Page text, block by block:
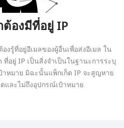
ต้องมีที่อยู่ IP
องรู้ที่อยู่อีเมลของผู้อื่นเพื่อส่งอีเมล ใน
อยู่ IP เป็นสิ่งจำเป็นในฐานะการระบุ
าหมาย มิฉะนั้นแพ็กเก็ต IP จะสูญหาย
และไม่ถึงอุปกรณ์เป้าหมาย